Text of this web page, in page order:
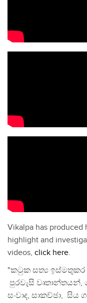
Vikalpa has produced
highlight and
videos, click here.
"කටුක සත්‍ය ඉස්මතුකර
පුරවැසි වෘතාන්තයන්,
සංවාද, සාකච්ඡා,